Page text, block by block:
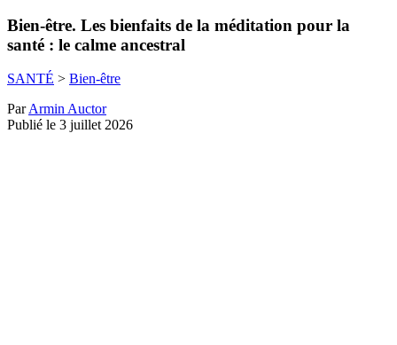
Bien-être. Les bienfaits de la méditation pour la
santé : le calme ancestral
SANTÉ > Bien-être
ParArmin Auctor
Publié le 3 juillet 2026